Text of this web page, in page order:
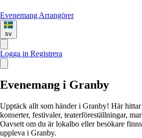
Evenemang Arrangörer
sv
Logga in Registrera
Evenemang i Granby
Upptäck allt som händer i Granby! Här
konserter, festivaler, teaterföreställningar,
Oavsett om du är lokalbo eller besökare
uppleva i Granby.